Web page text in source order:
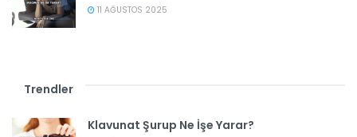
11 AĞUSTOS 2025
Trendler
Klavunat Şurup Ne İşe Yarar?